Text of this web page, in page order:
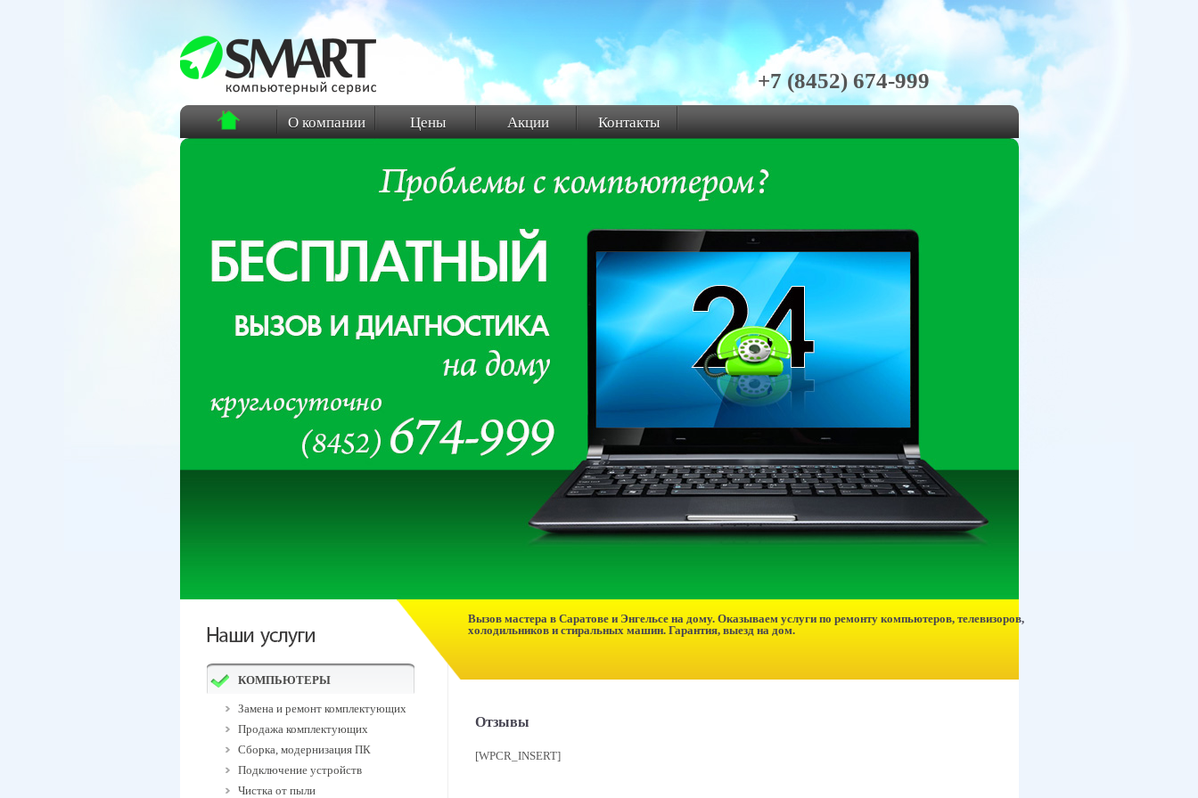
+7 (8452) 674-999
О компании Цены Акции Контакты
КОМПЬЮТЕРЫ
Замена и ремонт комплектующих
Продажа комплектующих
Сборка, модернизация ПК
Подключение устройств
Чистка от пыли
Вызов мастера в Саратове и Энгельсе на дому. Оказываем услуги по ремонту компьютеров, телевизоров,
холодильников и стиральных машин. Гарантия, выезд на дом.
Отзывы
[WPCR_INSERT]